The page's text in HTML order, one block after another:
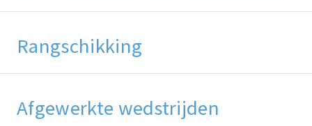
Rangschikking
Afgewerkte wedstrijden